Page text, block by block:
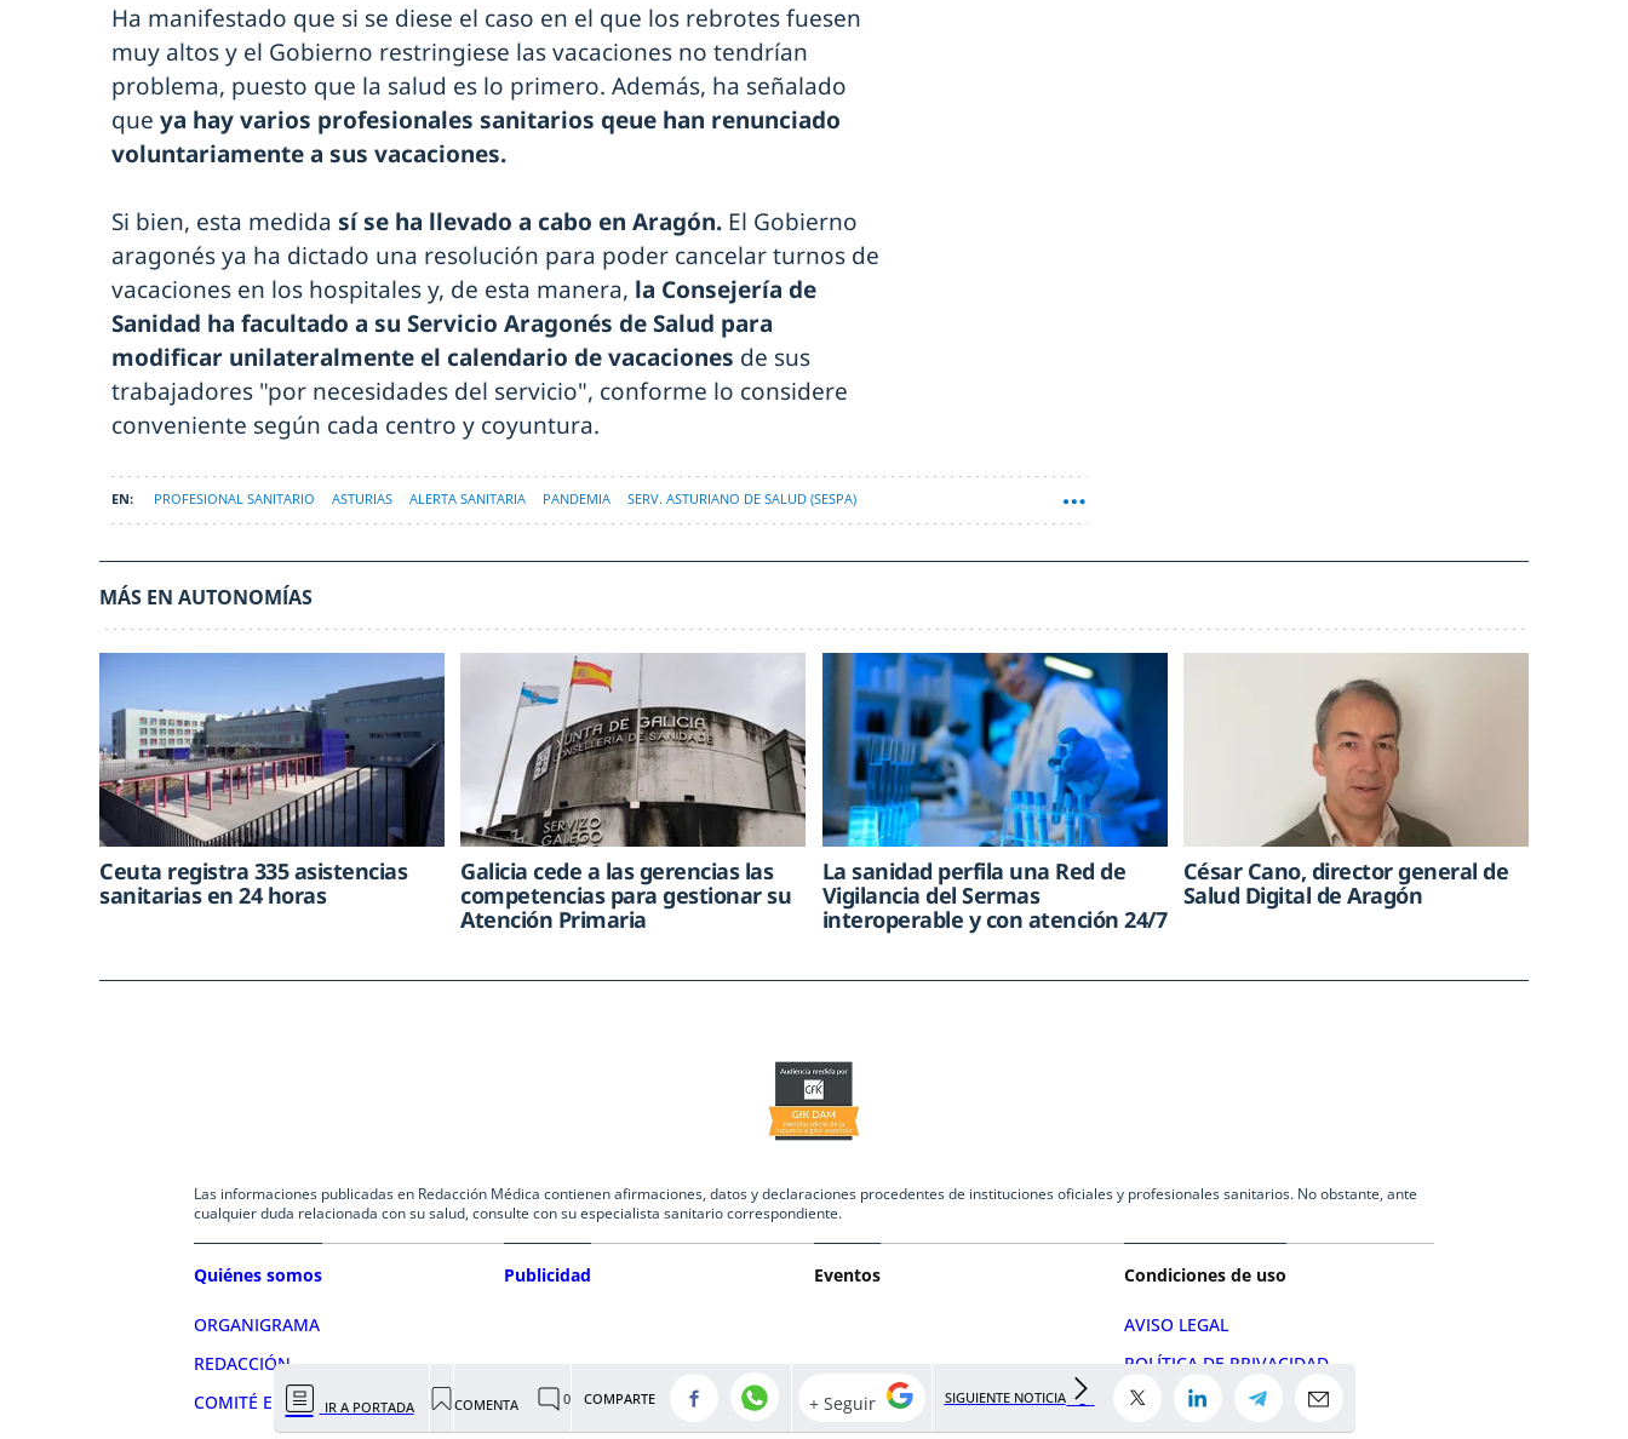
Ha manifestado que si se diese el caso en el que los rebrotes fuesen
muy altos y el Gobierno restringiese las vacaciones no tendrían
problema, puesto que la salud es lo primero. Además, ha señalado
que ya hay varios profesionales sanitarios qeue han renunciado
voluntariamente a sus vacaciones.
Si bien, esta medida sí se ha llevado a cabo en Aragón. El Gobierno
aragonés ya ha dictado una resolución para poder cancelar turnos de
vacaciones en los hospitales y, de esta manera, la Consejería de
Sanidad ha facultado a su Servicio Aragonés de Salud para
modificar unilateralmente el calendario de vacaciones de sus
trabajadores "por necesidades del servicio", conforme lo considere
conveniente según cada centro y coyuntura.
PROFESIONAL SANITARIO ASTURIAS ALERTA SANITARIA PANDEMIA SERV. ASTURIANO DE SALUD (SESPA)
MÁS EN AUTONOMÍAS
Ceuta registra 335 asistencias
sanitarias en 24 horas
Galicia cede a las gerencias las
competencias para gestionar su
Atención Primaria
La sanidad perfila una Red de
Vigilancia del Sermas
interoperable y con atención 24/7
César Cano, director general de
Salud Digital de Aragón
IR A PORTADA COMENTA COMPARTE SIGUIENTE NOTICIA
Las informaciones publicadas en Redacción Médica contienen afirmaciones, datos y declaraciones procedentes de instituciones oficiales y profesionales sanitarios. No obstante, ante
cualquier duda relacionada con su salud, consulte con su especialista sanitario correspondiente.
Quiénes somos
ORGANIGRAMA
REDACCIÓN
COMITÉ EDITORIAL
Publicidad Eventos Condiciones de uso
AVISO LEGAL
POLÍTICA DE PRIVACIDAD
POLÍTICA DE COOKIES